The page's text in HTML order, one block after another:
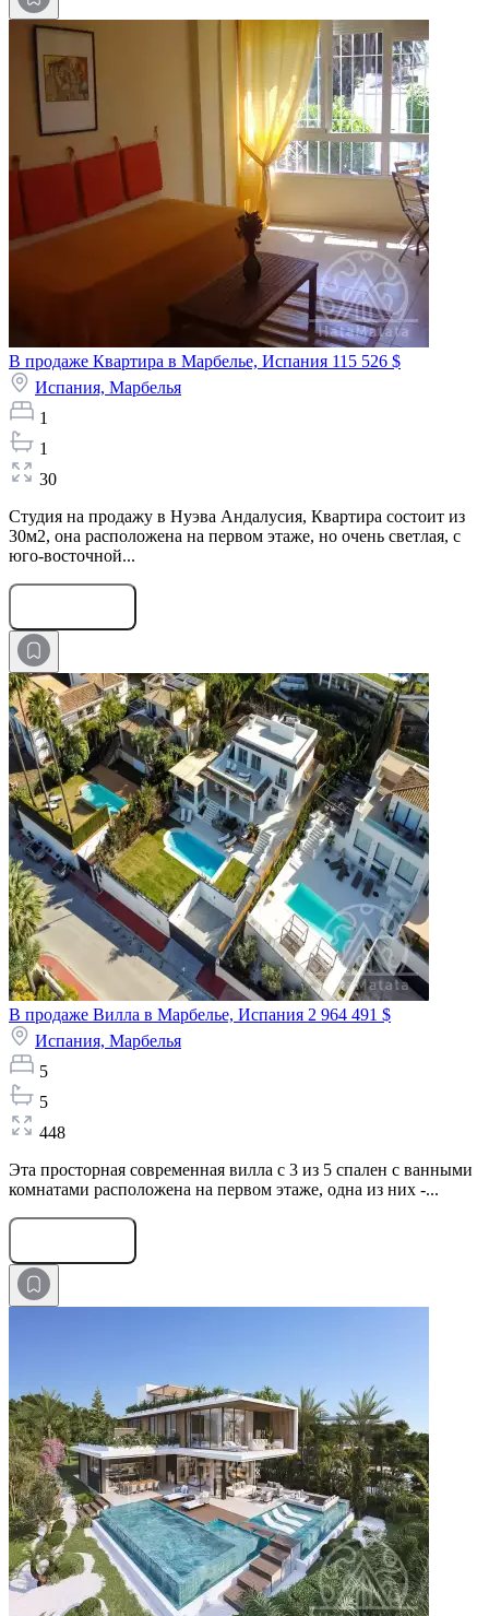
В продаже Квартира в Марбелье, Испания 115 526 $
Испания, Марбелья
1
1
30
Студия на продажу в Нуэва Андалусия, Квартира состоит из
30м2, она расположена на первом этаже, но очень светлая, с
юго-восточной...
В продаже Вилла в Марбелье, Испания 2 964 491 $
Испания, Марбелья
5
5
448
Эта просторная современная вилла с 3 из 5 спален с ванными
комнатами расположена на первом этаже, одна из них -...